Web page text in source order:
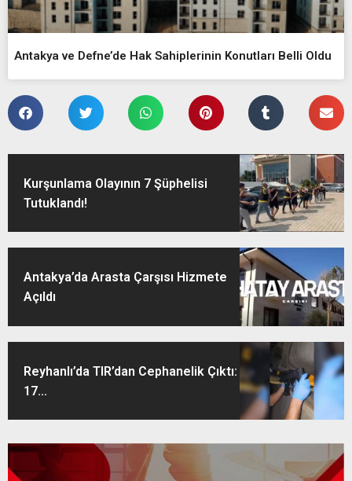
Antakya ve Defne’de Hak Sahiplerinin Konutları Belli Oldu
Kurşunlama Olayının 7 Şüphelisi
Tutuklandı!
Antakya’da Arasta Çarşısı Hizmete
Açıldı
Reyhanlı’da TIR’dan Cephanelik Çıktı:
17...